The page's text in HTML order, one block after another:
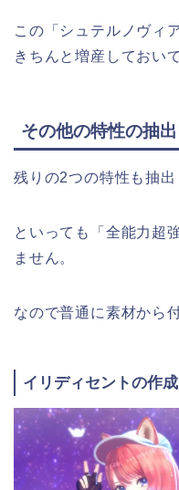
この「シュテルノヴィ
きちんと増産しておい
その他の特性の抽出
残りの2つの特性も抽出
といっても「全能力超
ません。
なので普通に素材から
イリディセントの作成